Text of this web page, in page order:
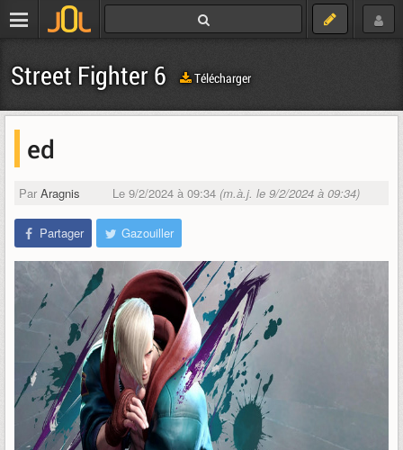
Street Fighter 6 Télécharger
ed
Par Aragnis Le 9/2/2024 à 09:34 (m.à.j. le 9/2/2024 à 09:34)
Partager Gazouiller